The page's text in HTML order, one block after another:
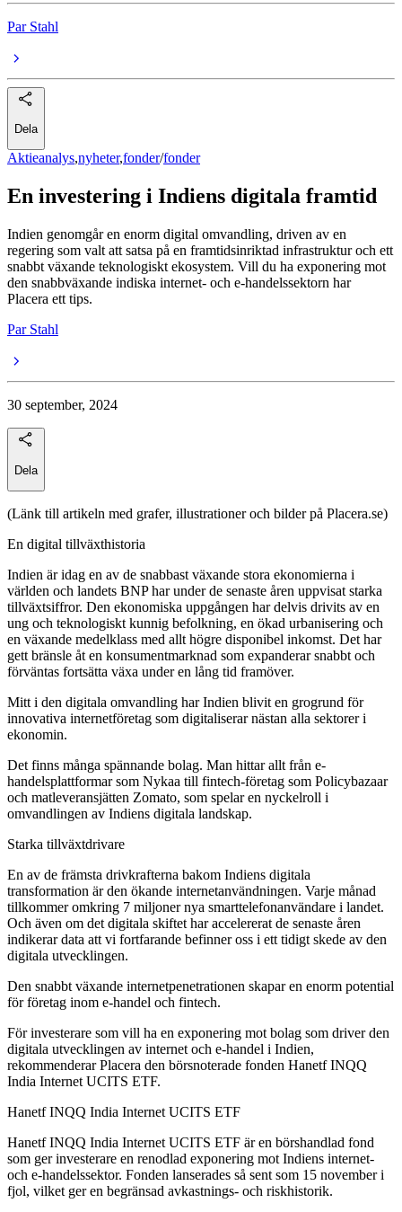
Par Stahl
Dela
Aktieanalys,nyheter,fonder/fonder
En investering i Indiens digitala framtid
Indien genomgår en enorm digital omvandling, driven av en
regering som valt att satsa på en framtidsinriktad infrastruktur och ett
snabbt växande teknologiskt ekosystem. Vill du ha exponering mot
den snabbväxande indiska internet- och e-handelssektorn har
Placera ett tips.
Par Stahl
30 september, 2024
Dela
(Länk till artikeln med grafer, illustrationer och bilder på Placera.se)
En digital tillväxthistoria
Indien är idag en av de snabbast växande stora ekonomierna i
världen och landets BNP har under de senaste åren uppvisat starka
tillväxtsiffror. Den ekonomiska uppgången har delvis drivits av en
ung och teknologiskt kunnig befolkning, en ökad urbanisering och
en växande medelklass med allt högre disponibel inkomst. Det har
gett bränsle åt en konsumentmarknad som expanderar snabbt och
förväntas fortsätta växa under en lång tid framöver.
Mitt i den digitala omvandling har Indien blivit en grogrund för
innovativa internetföretag som digitaliserar nästan alla sektorer i
ekonomin.
Det finns många spännande bolag. Man hittar allt från e-
handelsplattformar som Nykaa till fintech-företag som Policybazaar
och matleveransjätten Zomato, som spelar en nyckelroll i
omvandlingen av Indiens digitala landskap.
Starka tillväxtdrivare
En av de främsta drivkrafterna bakom Indiens digitala
transformation är den ökande internetanvändningen. Varje månad
tillkommer omkring 7 miljoner nya smarttelefonanvändare i landet.
Och även om det digitala skiftet har accelererat de senaste åren
indikerar data att vi fortfarande befinner oss i ett tidigt skede av den
digitala utvecklingen.
Den snabbt växande internetpenetrationen skapar en enorm potential
för företag inom e-handel och fintech.
För investerare som vill ha en exponering mot bolag som driver den
digitala utvecklingen av internet och e-handel i Indien,
rekommenderar Placera den börsnoterade fonden Hanetf INQQ
India Internet UCITS ETF.
Hanetf INQQ India Internet UCITS ETF
Hanetf INQQ India Internet UCITS ETF är en börshandlad fond
som ger investerare en renodlad exponering mot Indiens internet-
och e-handelssektor. Fonden lanserades så sent som 15 november i
fjol, vilket ger en begränsad avkastnings- och riskhistorik.